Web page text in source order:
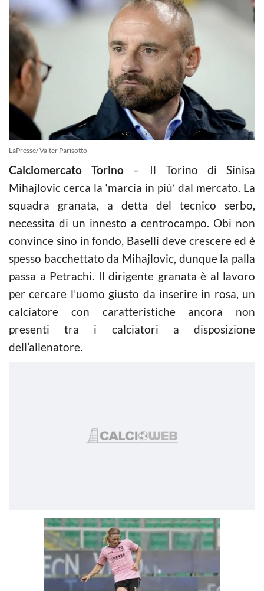
LaPresse/ Valter Parisotto
Calciomercato Torino – Il Torino di Sinisa
Mihajlovic cerca la ‘marcia in più’ dal mercato. La
squadra granata, a detta del tecnico serbo,
necessita di un innesto a centrocampo. Obi non
convince sino in fondo, Baselli deve crescere ed è
spesso bacchettato da Mihajlovic, dunque la palla
passa a Petrachi. Il dirigente granata è al lavoro
per cercare l’uomo giusto da inserire in rosa, un
calciatore con caratteristiche ancora non
presenti tra i calciatori a disposizione
dell’allenatore.